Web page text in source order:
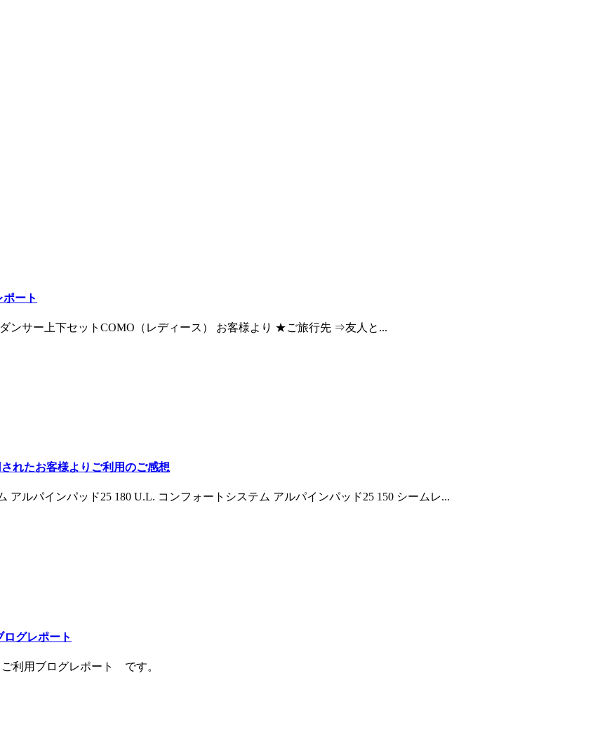
ート
ンサー上下セットCOMO（レディース） お客様より ★ご旅行先 ⇒友人と...
れたお客様よりご利用のご感想
ルパインパッド25 180 U.L. コンフォートシステム アルパインパッド25 150 シームレ...
グレポート
利用ブログレポート です。